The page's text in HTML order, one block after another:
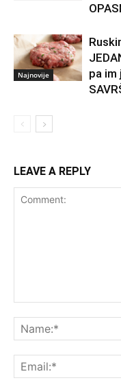
Najnovije
pa im
LEAVE A REPLY